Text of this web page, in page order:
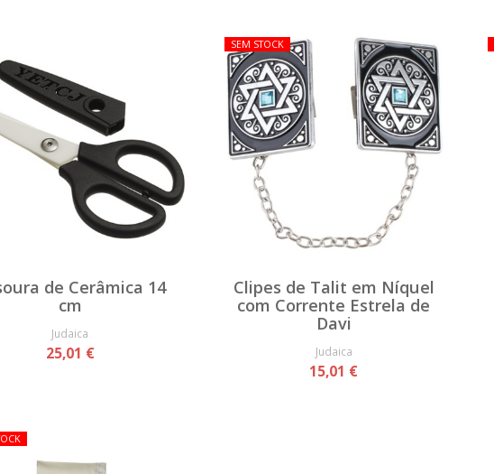
de Cerâmica 14
cm
Judaica
25,01 €
SEM STOCK
Clipes de Talit em Níquel
com Corrente Estrela de
Davi
Judaica
15,01 €